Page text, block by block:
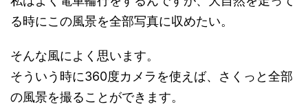
る時にこの風景を全部写真に収めたい。
そんな風によく思います。
そういう時に360度カメラを使えば、さくっと全部
の風景を撮ることができます。